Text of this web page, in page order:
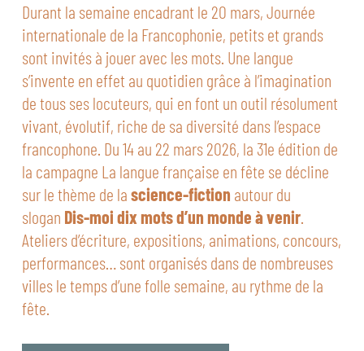
Durant la semaine encadrant le 20 mars, Journée
internationale de la Francophonie, petits et grands
sont invités à jouer avec les mots. Une langue
s’invente en effet au quotidien grâce à l’imagination
de tous ses locuteurs, qui en font un outil résolument
vivant, évolutif, riche de sa diversité dans l’espace
francophone. Du 14 au 22 mars 2026, la 31e édition de
la campagne La langue française en fête se décline
sur le thème de lascience-fiction autour du
slogan Dis-moi dix mots d’un monde à venir.
Ateliers d’écriture, expositions, animations, concours,
performances… sont organisés dans de nombreuses
villes le temps d’une folle semaine, au rythme de la
fête.